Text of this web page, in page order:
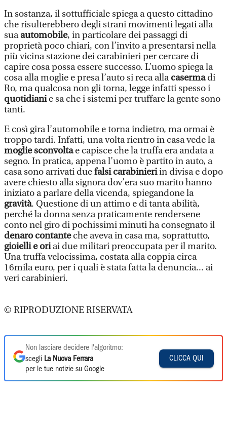
In sostanza, il sottufficiale spiega a questo cittadino
che risulterebbero degli strani movimenti legati alla
suaautomobile, in particolare dei passaggi di
proprietà poco chiari, con l’invito a presentarsi nella
più vicina stazione dei carabinieri per cercare di
capire cosa possa essere successo. L’uomo spiega la
cosa alla moglie e presa l’auto si reca allacasermadi
Ro, ma qualcosa non gli torna, legge infatti spesso i
quotidianie sa che i sistemi per truffare la gente sono
tanti.
E così gira l’automobile e torna indietro, ma ormai è
troppo tardi. Infatti, una volta rientro in casa vede la
moglie sconvoltae capisce che la truffa era andata a
segno. In pratica, appena l’uomo è partito in auto, a
casa sono arrivati duefalsi carabinieriin divisa e dopo
avere chiesto alla signora dov’era suo marito hanno
iniziato a parlare della vicenda, spiegandone la
gravità. Questione di un attimo e di tanta abilità,
perché la donna senza praticamente rendersene
conto nel giro di pochissimi minuti ha consegnato il
denaro contanteche aveva in casa ma, soprattutto,
gioielli e oriai due militari preoccupata per il marito.
Una truffa velocissima, costata alla coppia circa
16mila euro, per i quali è stata fatta la denuncia... ai
veri carabinieri.
© RIPRODUZIONE RISERVATA
Non lasciare decidere l'algoritmo:
scegli La Nuova Ferrara
per le tue notizie su Google
CLICCA QUI